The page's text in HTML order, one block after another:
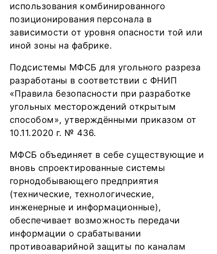
использования комбинированного
позиционирования персонала в
зависимости от уровня опасности той или
иной зоны на фабрике.
Подсистемы МФСБ для угольного разреза
разработаны в соответствии с ФНИП
«Правила безопасности при разработке
угольных месторождений открытым
способом», утверждёнными приказом от
10.11.2020 г. № 436.
МФСБ объединяет в себе существующие и
вновь спроектированные системы
горнодобывающего предприятия
(технические, технологические,
инженерные и информационные),
обеспечивает возможность передачи
информации о срабатывании
противоаварийной защиты по каналам